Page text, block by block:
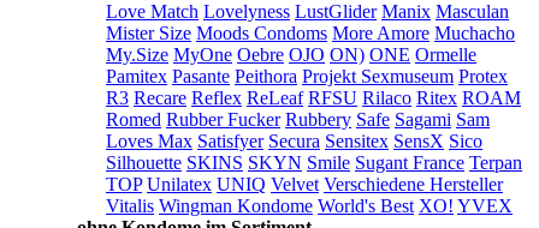
Love Match Lovelyness LustGlider Manix Masculan
Mister Size Moods Condoms More Amore Muchacho
My.Size MyOne Oebre OJO ON) ONE Ormelle
Pamitex Pasante Peithora Projekt Sexmuseum Protex
R3 Recare Reflex ReLeaf RFSU Rilaco Ritex ROAM
Romed Rubber Fucker Rubbery Safe Sagami Sam
Loves Max Satisfyer Secura Sensitex SensX Sico
Silhouette SKINS SKYN Smile Sugant France Terpan
TOP Unilatex UNIQ Velvet Verschiedene Hersteller
Vitalis Wingman Kondome World's Best XO! YVEX